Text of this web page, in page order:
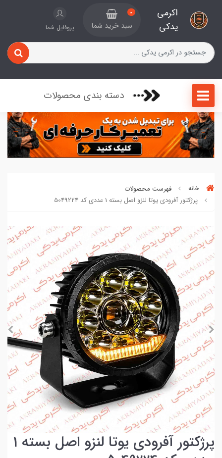
اکرمی
یدکی
0
سبد خرید شما پروفایل شما
دسته بندی محصولات
خانه
فهرست محصولات
پرژکتور آفرودی یوتا لنزو اصل بسته 1 عددی کد 5049224
پرژکتور آفرودی یوتا لنزو اصل بسته 1